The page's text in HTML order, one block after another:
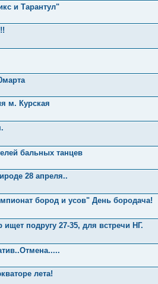
и Тарантул"
м. Курская
бальных танцев
28 апреля..
бород и усов" День бородача!
подругу 27-35, для встречи НГ.
лета!